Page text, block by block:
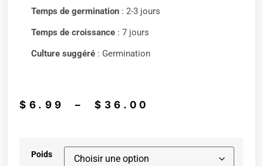
Temps de germination : 2-3 jours
Temps de croissance : 7 jours
Culture suggéré : Germination
$ 6.99 – $ 36.00
Poids